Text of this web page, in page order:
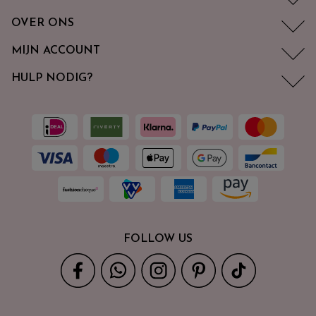
OVER ONS
MIJN ACCOUNT
HULP NODIG?
FOLLOW US